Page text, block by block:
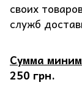
своих
служб
Сумма
250 грн.